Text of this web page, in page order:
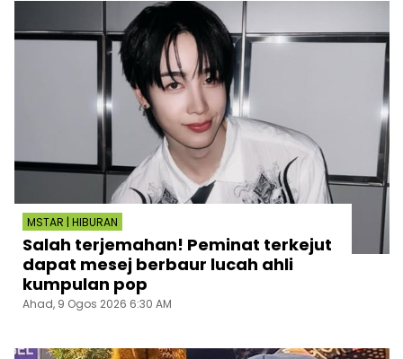
MSTAR | HIBURAN
Salah terjemahan! Peminat terkejut
dapat mesej berbaur lucah ahli
kumpulan pop
Ahad, 9 Ogos 2026 6:30 AM